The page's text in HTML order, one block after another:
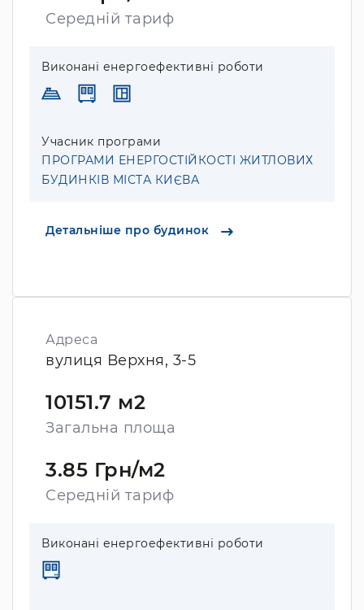
Середній тариф
Виконані енергоефективні роботи
Учасник програми
ПРОГРАМИ ЕНЕРГОСТІЙКОСТІ ЖИТЛОВИХ
БУДИНКІВ МІСТА КИЄВА
Детальніше про будинок
Адреса
вулиця Верхня, 3-5
10151.7 м2
Загальна площа
3.85 Грн/м2
Середній тариф
Виконані енергоефективні роботи